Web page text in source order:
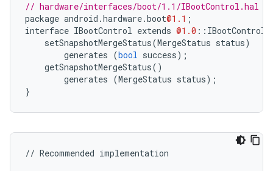
// hardware/interfaces/boot/1.1/IBootControl.hal
package android .hardware.boot@1.1 ;
interface IBootControl extends @1.0 :: IBootControl
setSnapshotMergeStatus(MergeStatus status)
generates (bool success);
getSnapshotMergeStatus()
generates (MergeStatus status);
}
// Recommended implementation